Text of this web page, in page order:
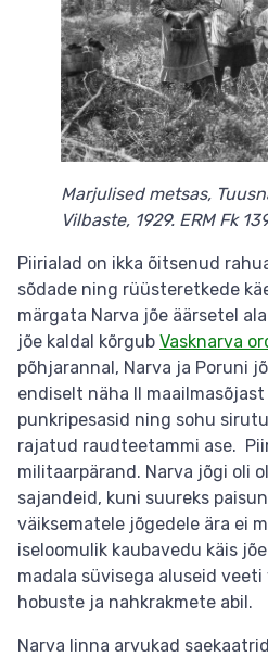
Marjulised metsas,
Vilbaste, 1929. ERM Fk
Piirialad on ikka õitsenud
sõdade ning rüüsteretkede
märgata Narva jõe äärsetel
jõe kaldal kõrgub Vasknarva
põhjarannal, Narva ja Poruni
endiselt näha II
punkripesasid ning sohu
rajatud raudteetammi ase.
militaarpärand. Narva jõgi oli
sajandeid, kuni suureks
väiksematele jõgedele ära ei
iseloomulik kaubavedu käis
madala süvisega aluseid
hobuste ja nahkrakmete abil.
Narva linna arvukad